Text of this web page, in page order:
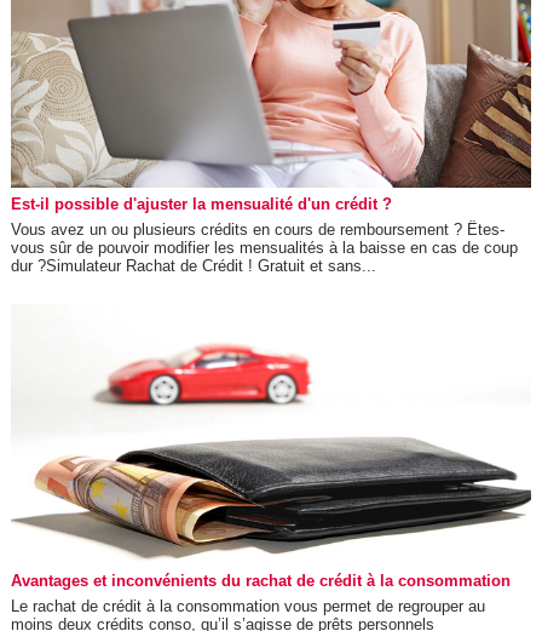
Est-il possible d'ajuster la mensualité d'un crédit ?
Vous avez un ou plusieurs crédits en cours de remboursement ? Êtes-
vous sûr de pouvoir modifier les mensualités à la baisse en cas de coup
dur ?Simulateur Rachat de Crédit ! Gratuit et sans...
Avantages et inconvénients du rachat de crédit à la consommation
Le rachat de crédit à la consommation vous permet de regrouper au
moins deux crédits conso, qu’il s’agisse de prêts personnels